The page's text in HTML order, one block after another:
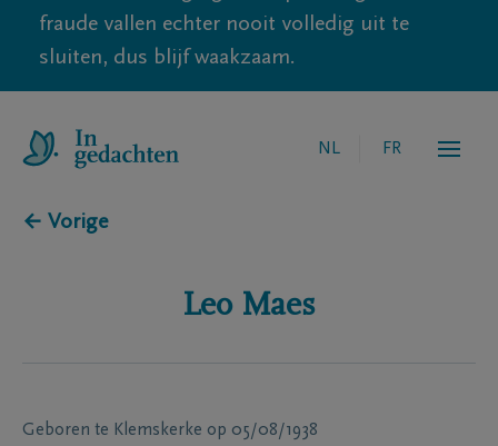
fraude vallen echter nooit volledig uit te
sluiten, dus blijf waakzaam.
NL FR
← Vorige
Leo Maes
Geboren te Klemskerke op 05/08/1938